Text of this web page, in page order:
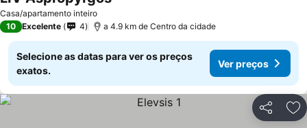
Casa/apartamento inteiro
Ver preços
10 Excelente 4 a 4.9 km de Centro da cidade
Selecione as datas para ver os preços
exatos.
Ver preços
Partilhar